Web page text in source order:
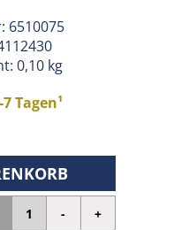
6510075
0,10 kg
Tagen¹